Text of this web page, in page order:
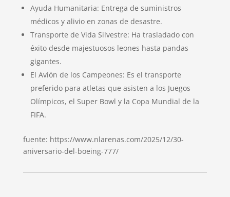
Ayuda Humanitaria: Entrega de suministros
médicos y alivio en zonas de desastre.
Transporte de Vida Silvestre: Ha trasladado con
éxito desde majestuosos leones hasta pandas
gigantes.
El Avión de los Campeones: Es el transporte
preferido para atletas que asisten a los Juegos
Olímpicos, el Super Bowl y la Copa Mundial de la
FIFA.
fuente: https://www.nlarenas.com/2025/12/30-
aniversario-del-boeing-777/